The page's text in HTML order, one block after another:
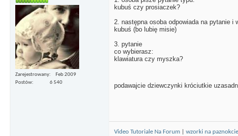
Zarejestrowany
Feb 2009
Postów
6 540
kubuś czy prosiaczek?
2. następna osoba odpowiada na pytanie i
kubuś (bo lubię misie)
3. pytanie
co wybierasz:
klawiatura czy myszka?
podawajcie dziewczynki króciutkie
Video Tutoriale Na Forum wzorki na paznokcie